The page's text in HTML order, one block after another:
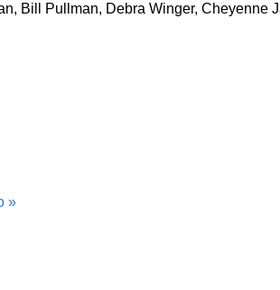
Bill Pullman, Debra Winger, Cheyenne
»